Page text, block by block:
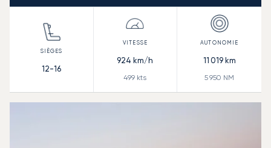
12-16
924 km/h
499 kts
11 019km
5 950 NM